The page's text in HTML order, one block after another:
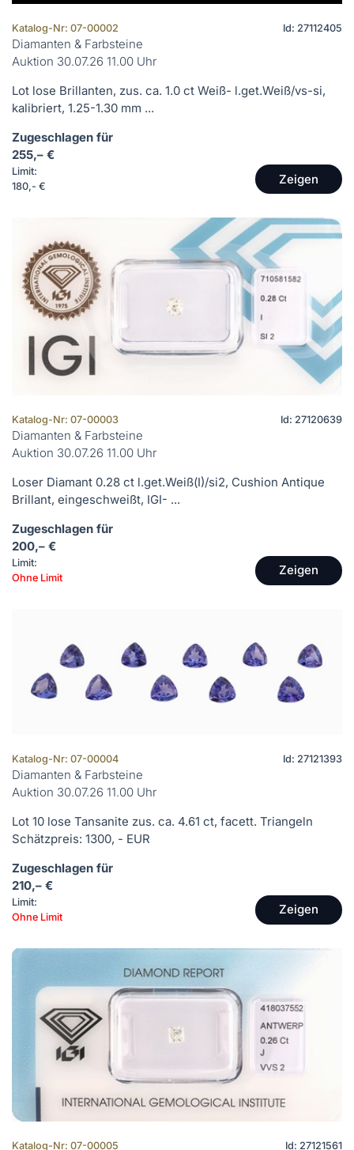
Katalog-Nr: 07-00002 Id: 27112405
Diamanten & Farbsteine
Auktion 30.07.26 11.00 Uhr
Lot lose Brillanten, zus. ca. 1.0 ct Weiß- l.get.Weiß/vs-si,
kalibriert, 1.25-1.30 mm ...
Zugeschlagen für
255,– €
Limit:
180,- €
Zeigen
Katalog-Nr: 07-00003 Id: 27120639
Diamanten & Farbsteine
Auktion 30.07.26 11.00 Uhr
Loser Diamant 0.28 ct l.get.Weiß(I)/si2, Cushion Antique
Brillant, eingeschweißt, IGI- ...
Zugeschlagen für
200,– €
Limit:
Ohne Limit
Zeigen
Katalog-Nr: 07-00004 Id: 27121393
Diamanten & Farbsteine
Auktion 30.07.26 11.00 Uhr
Lot 10 lose Tansanite zus. ca. 4.61 ct, facett. Triangeln
Schätzpreis: 1300, - EUR
Zugeschlagen für
210,– €
Limit:
Ohne Limit
Zeigen
Katalog-Nr: 07-00005 Id: 27121561